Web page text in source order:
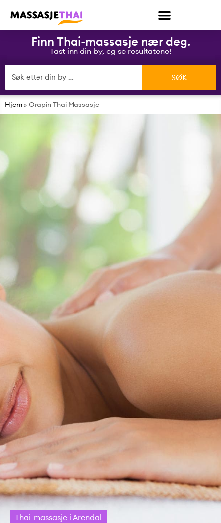
Finn Thai-massasje nær deg.
Tast inn din by, og se resultatene!
Hjem » Orapin Thai Massasje
Thai-massasje i Arendal